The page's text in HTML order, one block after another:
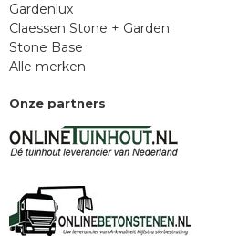
Gardenlux
Claessen Stone + Garden
Stone Base
Alle merken
Onze partners